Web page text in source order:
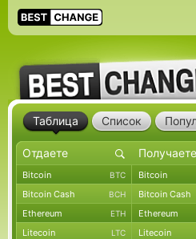
Таблица Список
Bitcoin BTC Bitcoin
Bitcoin Cash BCH Bitcoin Cash
Ethereum ETH Ethereum
Litecoin LTC Litecoin